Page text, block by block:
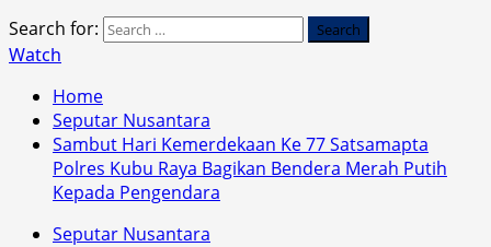
Search for:
Watch
Home
Seputar Nusantara
Sambut Hari Kemerdekaan Ke 77 Satsamapta
Polres Kubu Raya Bagikan Bendera Merah Putih
Kepada Pengendara
Seputar Nusantara